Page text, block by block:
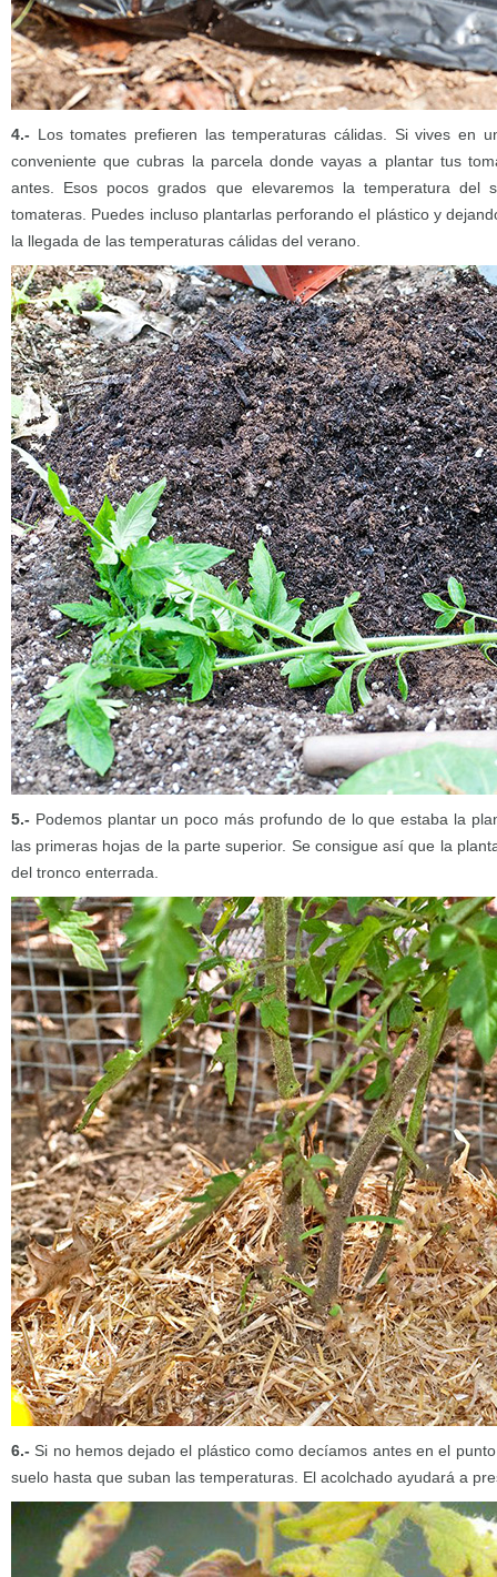
4.- Los tomates prefieren las temperaturas cálidas. Si vives en
conveniente que cubras la parcela donde vayas a plantar tus
antes. Esos pocos grados que elevaremos la temperatura
tomateras. Puedes incluso plantarlas perforando el plástico y
la llegada de las temperaturas cálidas del verano.
5.- Podemos plantar un poco más profundo de lo que estaba la
las primeras hojas de la parte superior. Se consigue así que la
del tronco enterrada.
6.- Si no hemos dejado el plástico como decíamos antes en el
suelo hasta que suban las temperaturas. El acolchado ayudará a